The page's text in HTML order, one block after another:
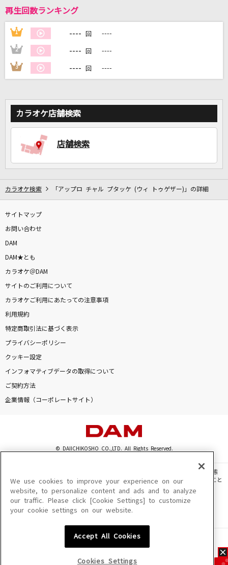
[生音]ブルーバード
DAMの新曲・ランキングなど
カラオケ最新情報をチェック！
カラオケをもっと楽しもう！
再生回数ランキング
1 ---- 回 ----
2 ---- 回 ----
3 ---- 回 ----
カラオケ店舗検索
店舗検索
カラオケ検索 「アップロ チャル プタッケ (ウィ トゥゲザー)」の詳細
サイトマップ
お問い合わせ
DAM
DAM★とも
カラオケ＠DAM
サイトのご利用について
カラオケご利用にあたっての注意事項
利用規約
特定商取引法に基づく表示
プライバシーポリシー
クッキー設定
インフォマティブデータの取得について
ご契約方法
企業情報（コーポレートサイト）
© DAIICHIKOSHO CO.,LTD. All Rights Reserved.
このサイトに掲載されている一切の文章・画像・写真・動画・音声等を、手段や形態
を問わず、著作権法の定める範囲を超えて無断で複製、転載、ファイル化などすること
を禁じます。
楽曲及びコンテンツは、機種によりご利用いただけない場合があります。
楽曲及びコンテンツの配信日、配信内容が変更になる場合があります。
We use cookies to improve your experience on our
website, to personalize content and ads and to analyze
our traffic. Please click [Cookie Settings] to customize
your cookie settings on our website.
Accept All Cookies
Cookies Settings